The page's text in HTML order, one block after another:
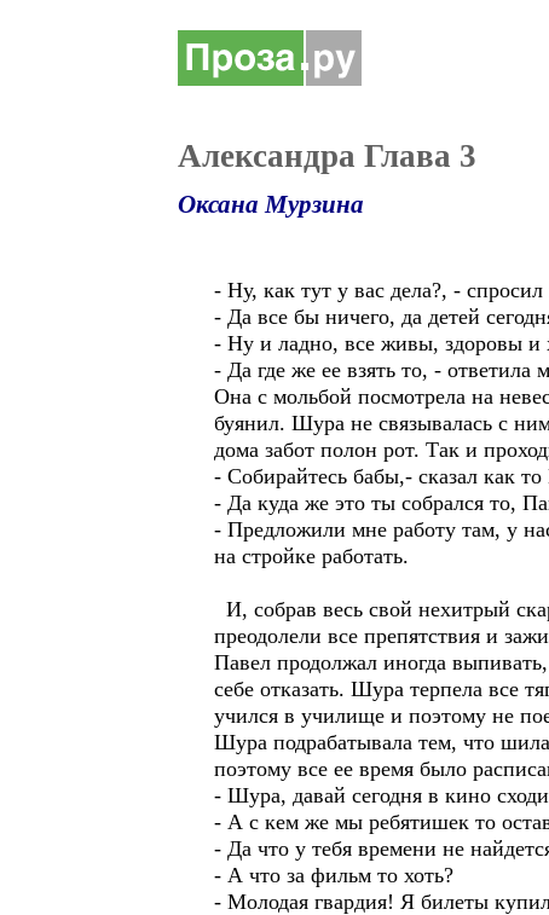
Александра Глава 3
Оксана Мурзина
- Ну, как тут у вас дела?, -
- Да все бы ничего, да детей
- Ну и ладно, все живы, здоровы и
- Да где же ее взять то, -
Она с мольбой посмотрела на
буянил. Шура не связывалась с
дома забот полон рот. Так и
- Собирайтесь бабы,- сказал как
- Да куда же это ты собрался то,
- Предложили мне работу там, у
на стройке работать.
И, собрав весь свой нехитрый
преодолели все препятствия и
Павел продолжал иногда
себе отказать. Шура терпела все
учился в училище и поэтому не
Шура подрабатывала тем, что
поэтому все ее время было
- Шура, давай сегодня в кино
- А с кем же мы ребятишек то
- Да что у тебя времени не
- А что за фильм то хоть?
- Молодая гвардия! Я билеты